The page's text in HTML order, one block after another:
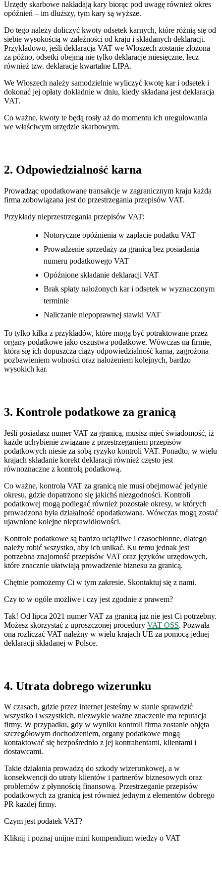
Urzędy skarbowe nakładają kary biorąc pod uwagę również okres
opóźnień – im dłuższy, tym kary są wyższe.
Do tego należy doliczyć kwoty odsetek karnych, które różnią się od
siebie wysokością w zależności od kraju i składanych deklaracji.
Przykładowo, jeśli deklaracja VAT we Włoszech zostanie złożona
za późno, odsetki obejmą nie tylko deklaracje miesięczne, lecz
również tzw. deklaracje kwartalne LIPA.
We Włoszech należy samodzielnie wyliczyć kwotę kar i odsetek i
dokonać jej opłaty dokładnie w dniu, kiedy składana jest deklaracja
VAT.
Co ważne, kwoty te będą rosły aż do momentu ich uregulowania
we właściwym urzędzie skarbowym.
2. Odpowiedzialność karna
Prowadząc opodatkowane transakcje w zagranicznym kraju każda
firma zobowiązana jest do przestrzegania przepisów VAT.
Przykłady nieprzestrzegania przepisów VAT:
Notoryczne opóźnienia w zapłacie podatku VAT
Prowadzenie sprzedaży za granicą bez posiadania
numeru podatkowego VAT
Opóźnione składanie deklaracji VAT
Brak spłaty nałożonych kar i odsetek w wyznaczonym
terminie
Naliczanie niepoprawnej stawki VAT
To tylko kilka z przykładów, które mogą być potraktowane przez
organy podatkowe jako oszustwa podatkowe. Wówczas na firmie,
która się ich dopuszcza ciąży odpowiedzialność karna, zagrożona
pozbawieniem wolności oraz nałożeniem kolejnych, bardzo
wysokich kar.
3. Kontrole podatkowe za granicą
Jeśli posiadasz numer VAT za granicą, musisz mieć świadomość, iż
każde uchybienie związane z przestrzeganiem przepisów
podatkowych niesie za sobą ryzyko kontroli VAT. Ponadto, w wielu
krajach składanie korekt deklaracji również często jest
równoznaczne z kontrolą podatkową.
Co ważne, kontrola VAT za granicą nie musi obejmować jedynie
okresu, gdzie dopatrzono się jakichś niezgodności. Kontroli
podatkowej mogą podlegać również pozostałe okresy, w których
prowadzona była działalność opodatkowana. Wówczas mogą zostać
ujawnione kolejne nieprawidłowości.
Kontrole podatkowe są bardzo uciążliwe i czasochłonne, dlatego
należy robić wszystko, aby ich unikać. Ku temu jednak jest
potrzebna znajomość przepisów VAT oraz języków urzędowych,
które znacznie ułatwiają prowadzenie biznesu za granicą.
Chętnie pomożemy Ci w tym zakresie. Skontaktuj się z nami.
Czy to w ogóle możliwe i czy jest zgodnie z prawem?
Tak! Od lipca 2021 numer VAT za granicą już nie jest Ci potrzebny.
Możesz skorzystać z uproszczonej procedury VAT OSS. Pozwala
ona rozliczać VAT należny w wielu krajach UE za pomocą jednej
deklaracji składanej w Polsce.
4. Utrata dobrego wizerunku
W czasach, gdzie przez internet jesteśmy w stanie sprawdzić
wszystko i wszystkich, niezwykle ważne znaczenie ma reputacja
firmy. W przypadku, gdy w wyniku kontroli firma zostanie objęta
szczegółowym dochodzeniem, organy podatkowe mogą
kontaktować się bezpośrednio z jej kontrahentami, klientami i
dostawcami.
Takie działania prowadzą do szkody wizerunkowej, a w
konsekwencji do utraty klientów i partnerów biznesowych oraz
problemów z płynnością finansową. Przestrzeganie przepisów
podatkowych za granicą jest również jednym z elementów dobrego
PR każdej firmy.
Czym jest podatek VAT?
Kliknij i poznaj unijne mini kompendium wiedzy o VAT